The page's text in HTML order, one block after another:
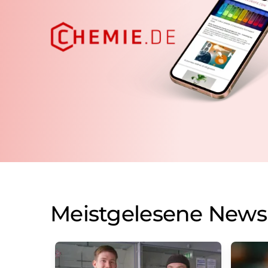
Meistgelesene News